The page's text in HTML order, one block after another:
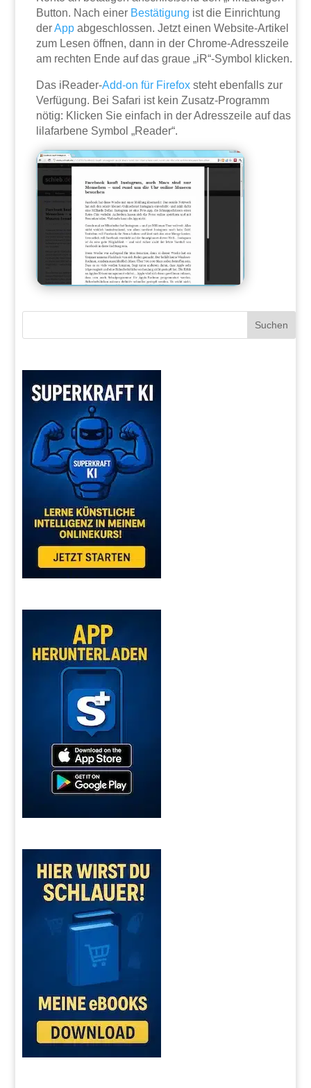
Button. Nach einer Bestätigung ist die Einrichtung
derApp abgeschlossen. Jetzt einen Website-Artikel
zum Lesen öffnen, dann in der Chrome-Adresszeile
am rechten Ende auf das graue „iR“-Symbol klicken.
Das iReader-Add-on für Firefox steht ebenfalls zur
Verfügung. Bei Safari ist kein Zusatz-Programm
nötig: Klicken Sie einfach in der Adresszeile auf das
lilafarbene Symbol „Reader“.